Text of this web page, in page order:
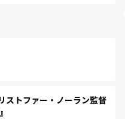
トファー・ノーラン監督